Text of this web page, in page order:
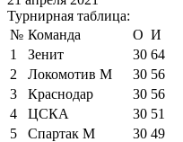
Турнирная таблица:
№ Команда О И
1
Зенит 30 64
2
Локомотив М 30 56
3
Краснодар 30 56
4
ЦСКА 30 51
5
Спартак М 30 49